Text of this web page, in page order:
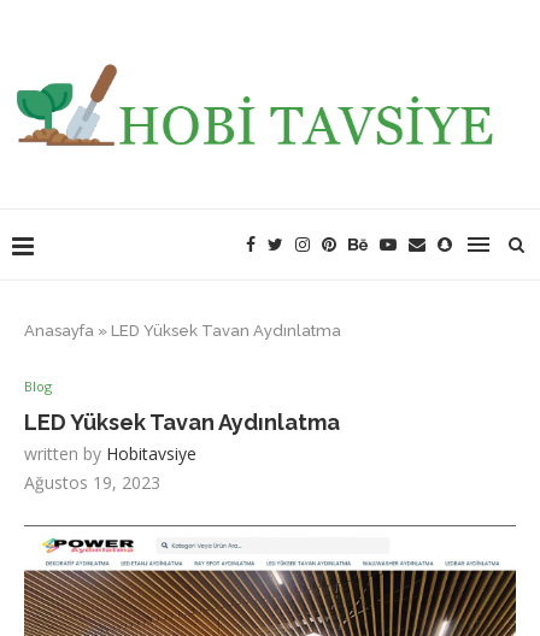
Anasayfa » LED Yüksek Tavan Aydınlatma
Blog
LED Yüksek Tavan Aydınlatma
written by Hobitavsiye
Ağustos 19, 2023